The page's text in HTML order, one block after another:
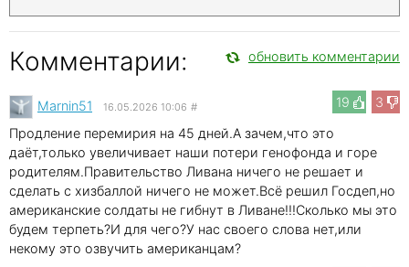
Комментарии: обновить комментарии
19 3
Marnin51 16.05.2026 10:06 #
Продление перемирия на 45 дней.А зачем,что это
даёт,только увеличивает наши потери генофонда и горе
родителям.Правительство Ливана ничего не решает и
сделать с хизбаллой ничего не может.Всё решил Госдеп,но
американские солдаты не гибнут в Ливане!!!Сколько мы это
будем терпеть?И для чего?У нас своего слова нет,или
некому это озвучить американцам?